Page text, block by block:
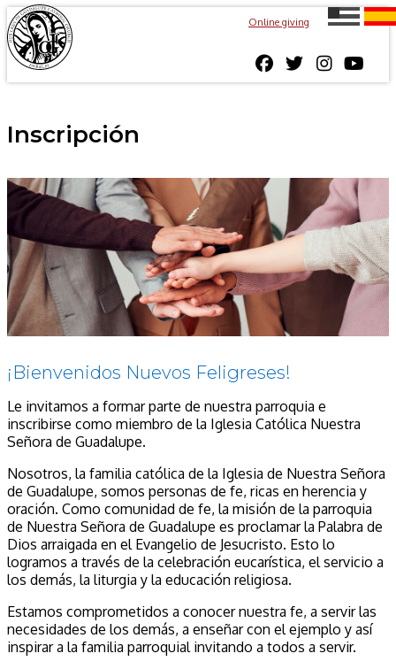
Online giving
Inscripción
¡Bienvenidos Nuevos Feligreses!
Le invitamos a formar parte de nuestra parroquia e
inscribirse como miembro de la Iglesia Católica Nuestra
Señora de Guadalupe.
Nosotros, la familia católica de la Iglesia de Nuestra Señora
de Guadalupe, somos personas de fe, ricas en herencia y
oración. Como comunidad de fe, la misión de la parroquia
de Nuestra Señora de Guadalupe es proclamar la Palabra de
Dios arraigada en el Evangelio de Jesucristo. Esto lo
logramos a través de la celebración eucarística, el servicio a
los demás, la liturgia y la educación religiosa.
Estamos comprometidos a conocer nuestra fe, a servir las
necesidades de los demás, a enseñar con el ejemplo y así
inspirar a la familia parroquial invitando a todos a servir.